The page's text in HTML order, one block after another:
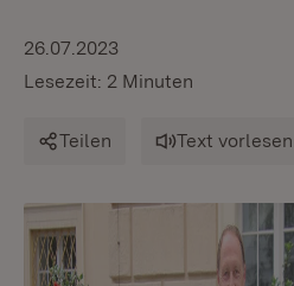
26.07.2023
Lesezeit: 2 Minuten
Teilen Text vorlesen